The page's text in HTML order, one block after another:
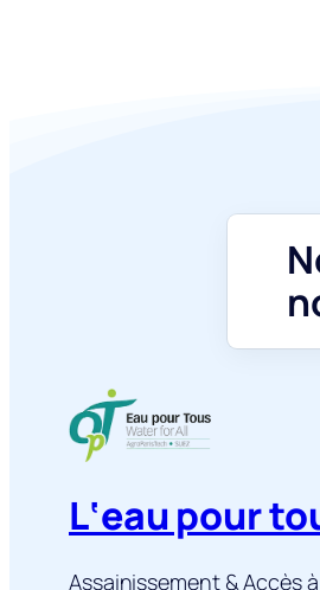
L‘eau pour
Assainissement & Accès